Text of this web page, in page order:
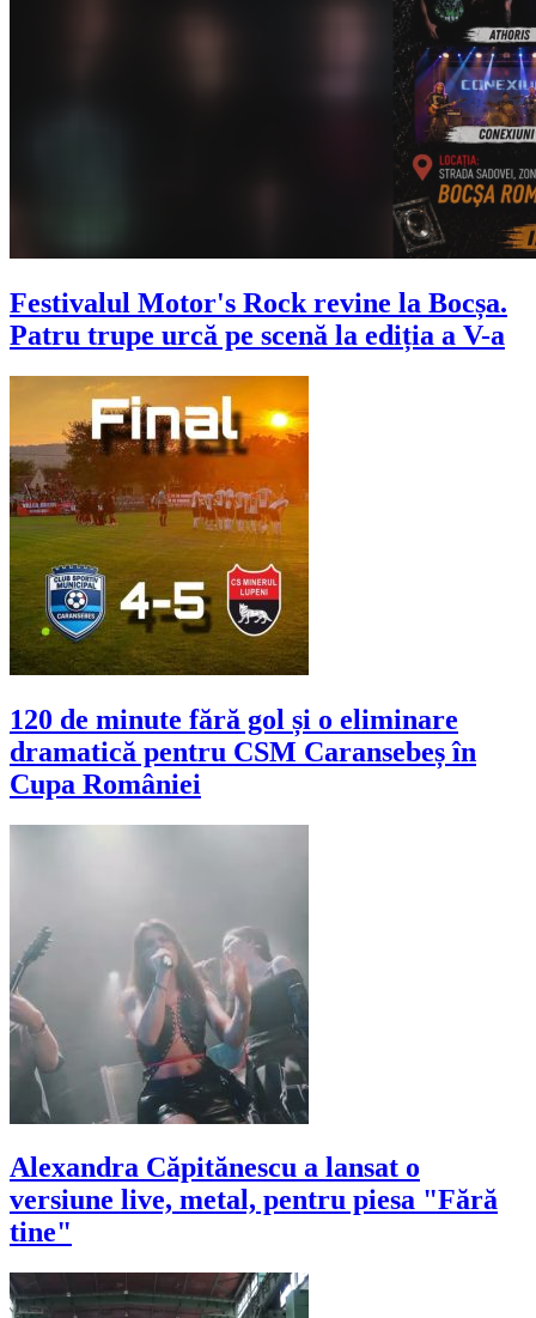
Festivalul Motor's Rock revine la Bocșa.
Patru trupe urcă pe scenă la ediția a V-a
120 de minute fără gol și o eliminare
dramatică pentru CSM Caransebeș în
Cupa României
Alexandra Căpitănescu a lansat o
versiune live, metal, pentru piesa "Fără
tine"